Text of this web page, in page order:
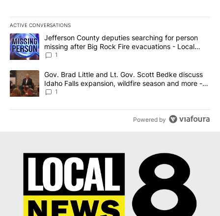
ACTIVE CONVERSATIONS
The following is a list of the most commented articles in the last
A trending article titled "Jefferson County deputies searching
Jefferson County deputies searching for person
missing after Big Rock Fire evacuations - Local
News 8
1
A trending article titled "Gov. Brad Little and Lt. Gov. Scott
Gov. Brad Little and Lt. Gov. Scott Bedke discuss
Idaho Falls expansion, wildfire season and more -
Local News 8
1
Powered by